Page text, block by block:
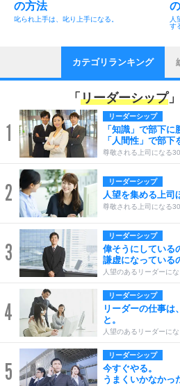
の方法
叱られ上手は、叱り上手になる。
人
す
カテゴリランキング
「 リーダーシップ
1
リーダーシップ
「知識」で部下に
「人間性」で部下
尊敬される上司になる
2 リーダーシップ
人望を集める上司
尊敬される上司になる
3
リーダーシップ
偉そうにしている
謙虚になっている
人望のあるリーダーに
4
リーダーシップ
リーダーの仕事は
と。
人望のあるリーダーに
5
リーダーシップ
今すぐやる。
うまくいかなかっ